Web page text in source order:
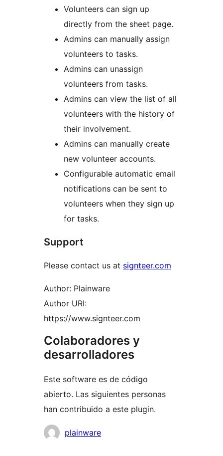
Volunteers can sign up
directly from the sheet page.
Admins can manually assign
volunteers to tasks.
Admins can unassign
volunteers from tasks.
Admins can view the list of all
volunteers with the history of
their involvement.
Admins can manually create
new volunteer accounts.
Configurable automatic email
notifications can be sent to
volunteers when they sign up
for tasks.
Support
Please contact us at signteer.com
Author: Plainware
Author URI:
https://www.signteer.com
Colaboradores y
desarrolladores
Este software es de código
abierto. Las siguientes personas
han contribuido a este plugin.
Colaboradores
plainware